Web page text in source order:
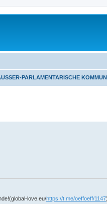
PARLAMENTARISCHE
love.eu/https://t.me/oeffoeff/1147)